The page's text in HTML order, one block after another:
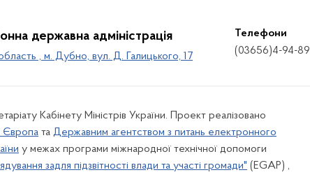
державна адміністрація
, м. Дубно, вул. Д. Галицького, 17
Телефони
(03656)4-94-89
Кабінету Міністрів України. Проект реалізовано
Європа та Державним агентством з питань електронного
у межах програми міжнародної технічної допомоги
задля підзвітності влади та участі громади" (EGAP) ,